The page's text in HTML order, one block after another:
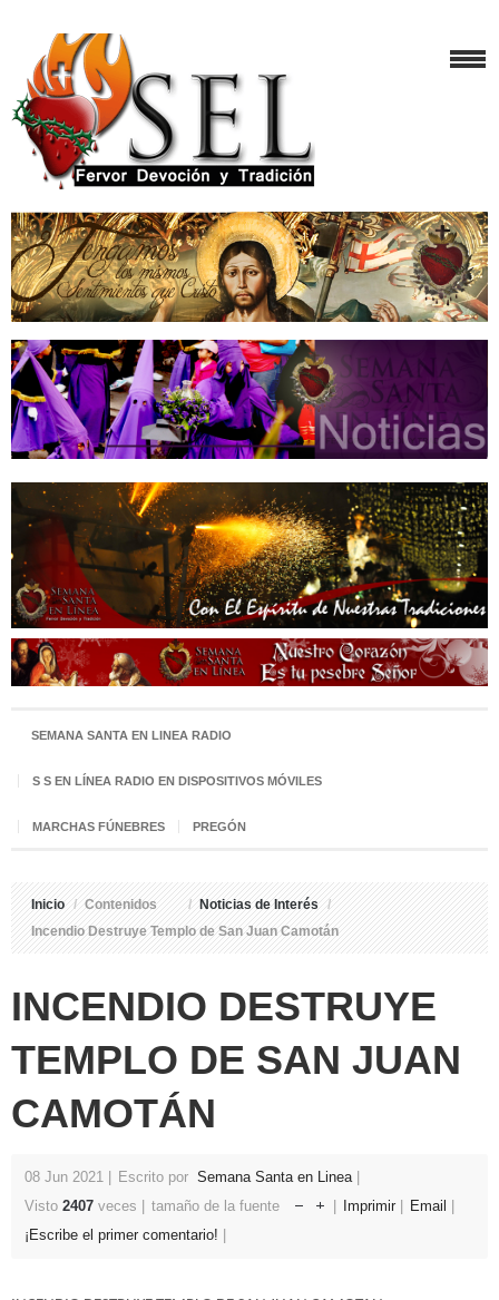
SEMANA SANTA EN LINEA RADIO
S S EN LÍNEA RADIO EN DISPOSITIVOS MÓVILES
MARCHAS FÚNEBRES PREGÓN
Inicio / Contenidos / Noticias de Interés /
Incendio Destruye Templo de San Juan Camotán
INCENDIO DESTRUYE
TEMPLO DE SAN JUAN
CAMOTÁN
08 Jun 2021 Escrito por Semana Santa en Linea
Visto 2407 veces tamaño de la fuente Imprimir
Email
¡Escribe el primer comentario!